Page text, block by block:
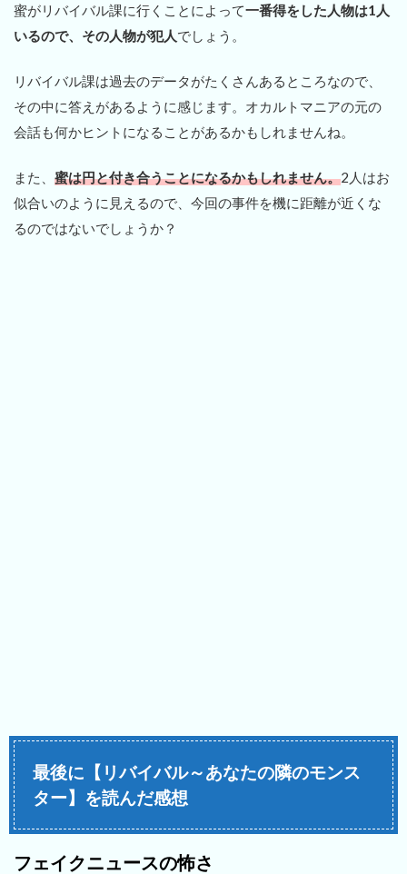
蜜がリバイバル課に行くことによって一番得をした人物は1人
いるので、その人物が犯人でしょう。
リバイバル課は過去のデータがたくさんあるところなので、
その中に答えがあるように感じます。オカルトマニアの元の
会話も何かヒントになることがあるかもしれませんね。
また、 蜜は円と付き合うことになるかもしれません。2人はお
似合いのように見えるので、今回の事件を機に距離が近くな
るのではないでしょうか？
最後に【リバイバル～あなたの隣のモンス
ター】を読んだ感想
フェイクニュースの怖さ